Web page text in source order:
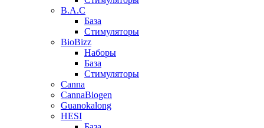
B.A.C
База
Стимуляторы
BioBizz
Наборы
База
Стимуляторы
Canna
CannaBiogen
Guanokalong
HESI